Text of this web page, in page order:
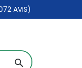
AVIS)
search